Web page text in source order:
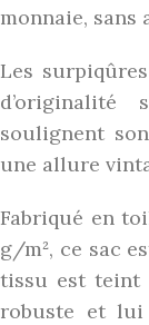
monnaie,
Les
d’originalité
soulignent
une allure
Fabriqué en
g/m², ce sac
tissu est teint
robuste et lui